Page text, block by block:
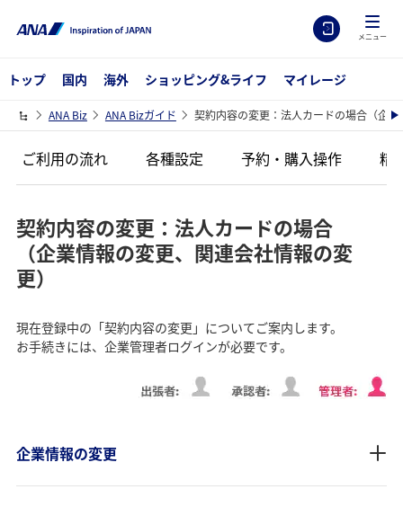
メニュー
トップ 国内 海外 ショッピング&ライフ マイレージ
ANA Biz ANA Bizガイド 契約内容の変更：法人カードの場合（企
ご利用の流れ 各種設定 予約・購入操作 精
契約内容の変更：法人カードの場合
（企業情報の変更、関連会社情報の変
更）
現在登録中の「契約内容の変更」についてご案内します。
お手続きには、企業管理者ログインが必要です。
企業情報の変更